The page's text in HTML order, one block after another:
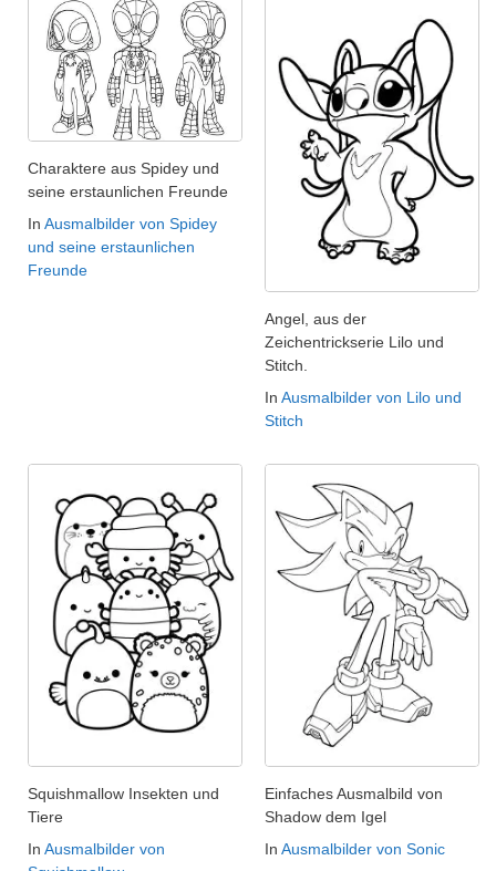
Charaktere aus Spidey und
seine erstaunlichen Freunde
In Ausmalbilder von Spidey
und seine erstaunlichen
Freunde
Angel, aus der
Zeichentrickserie Lilo und
Stitch.
In Ausmalbilder von Lilo und
Stitch
Squishmallow Insekten und
Tiere
In Ausmalbilder von
Einfaches Ausmalbild von
Shadow dem Igel
In Ausmalbilder von Sonic